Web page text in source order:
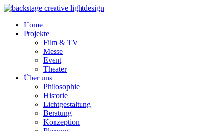
Home
Projekte
Film & TV
Messe
Event
Theater
Über uns
Philosophie
Historie
Lichtgestaltung
Beratung
Konzeption